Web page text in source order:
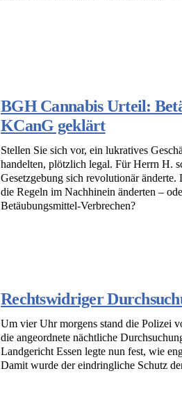
BGH Cannabis Urteil:
KCanG geklärt
Stellen Sie sich vor, ein lukratives
handelten, plötzlich legal. Für Herrn H.
Gesetzgebung sich revolutionär
die Regeln im Nachhinein änderten –
Betäubungsmittel-Verbrechen?
Rechtswidriger
Um vier Uhr morgens stand die Polizei
die angeordnete nächtliche
Landgericht Essen legte nun fest, wie
Damit wurde der eindringliche Schutz